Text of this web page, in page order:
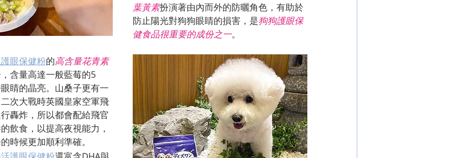
葉黃素扮演著由內而外的防曬角色，有助於
防止陽光對狗狗眼睛的損害，是狗狗護眼保
健食品很重要的成份之一。
眼保健粉的高含量花青素
含量高達一般藍莓的5
睛的晶亮。山桑子更有一
次大戰時英國皇家空軍飛
轟炸，所以都會配給飛官
飲食，以提高夜視能力，
時候更加順利準確。